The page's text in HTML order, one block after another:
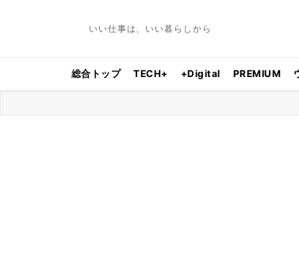
いい仕事は、いい暮らしから
総合トップ TECH+ +Digital PREMIUM